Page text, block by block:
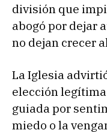
división que
abogó por dejar
no dejan crecer
La Iglesia
elección
guiada por
miedo o la